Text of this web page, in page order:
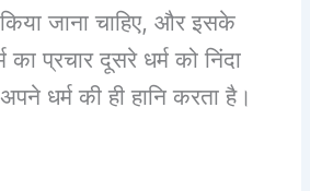
जाना चाहिए, और इसके
का प्रचार दूसरे धर्म को निंदा
धर्म की ही हानि करता है।